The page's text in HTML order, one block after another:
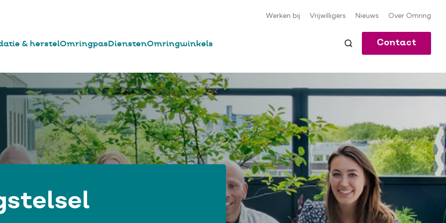
Meta-
Werken bij Vrijwilligers Nieuws Over Omring
& herstelOmringpasDienstenOmringwinkels Contact